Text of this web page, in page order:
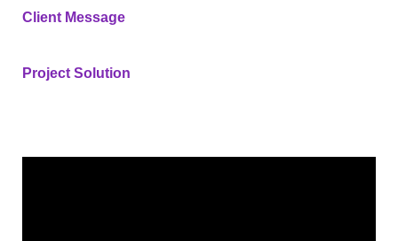
Client Message
Project Solution